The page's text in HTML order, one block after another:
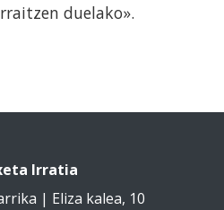
duelako».
Irratia
| Eliza kalea, 10